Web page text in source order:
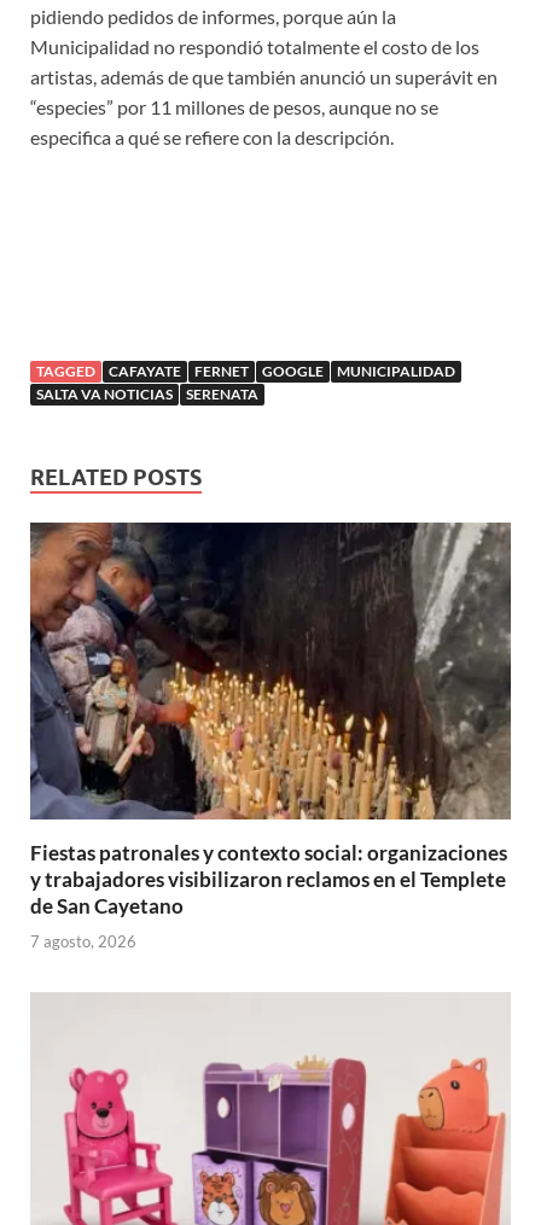
pidiendo pedidos de informes, porque aún la
Municipalidad no respondió totalmente el costo de los
artistas, además de que también anunció un superávit en
“especies” por 11 millones de pesos, aunque no se
especifica a qué se refiere con la descripción.
TAGGED CAFAYATE FERNET GOOGLE
MUNICIPALIDAD
SALTA VA NOTICIAS
SERENATA
RELATED POSTS
Fiestas patronales y contexto social: organizaciones
y trabajadores visibilizaron reclamos en el Templete
de San Cayetano
7 agosto, 2026